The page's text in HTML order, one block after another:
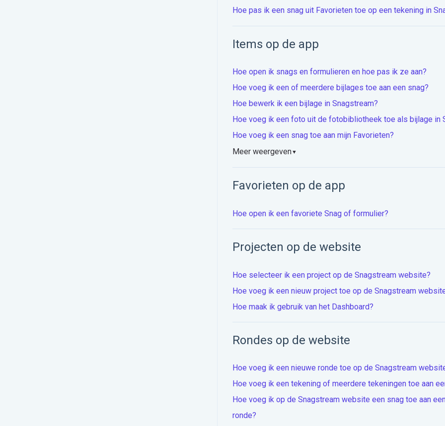
Hoe pas ik een snag uit Favorieten toe op een tekening in
Items op de app
Hoe open ik snags en formulieren en hoe pas ik ze aan?
Hoe voeg ik een of meerdere bijlages toe aan een snag?
Hoe bewerk ik een bijlage in Snagstream?
Hoe voeg ik een foto uit de fotobibliotheek toe als bijlage in
Hoe voeg ik een snag toe aan mijn Favorieten?
Meer weergeven▼
Favorieten op de app
Hoe open ik een favoriete Snag of formulier?
Projecten op de website
Hoe selecteer ik een project op de Snagstream website?
Hoe voeg ik een nieuw project toe op de Snagstream
Hoe maak ik gebruik van het Dashboard?
Rondes op de website
Hoe voeg ik een nieuwe ronde toe op de Snagstream
Hoe voeg ik een tekening of meerdere tekeningen toe aan
Hoe voeg ik op de Snagstream website een snag toe aan
ronde?